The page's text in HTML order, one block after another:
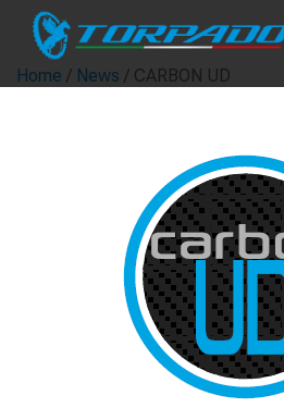
Home / News / CARBON UD